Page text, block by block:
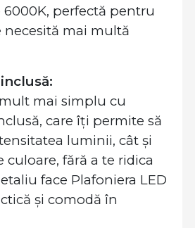
perfectă pentru
necesită mai multă
mai simplu cu
care îți permite să
luminii, cât și
culoare, fără a te ridica
face Plafoniera LED
și comodă în